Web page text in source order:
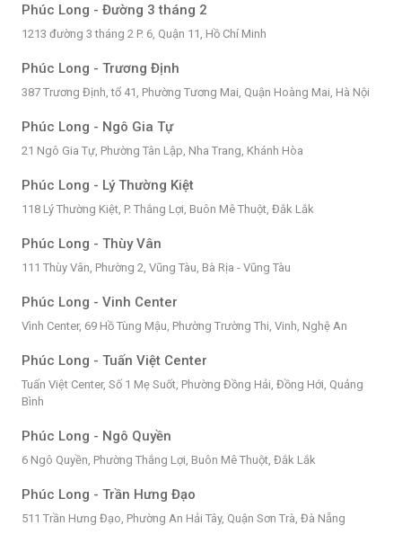
Phúc Long - Đường 3 tháng 2
1213 đường 3 tháng 2 P. 6, Quận 11, Hồ Chí Minh
Phúc Long - Trương Định
387 Trương Định, tổ 41, Phường Tương Mai, Quận Hoàng Mai, Hà Nội
Phúc Long - Ngô Gia Tự
21 Ngô Gia Tự, Phường Tân Lập, Nha Trang, Khánh Hòa
Phúc Long - Lý Thường Kiệt
118 Lý Thường Kiệt, P. Thắng Lợi, Buôn Mê Thuột, Đắk Lắk
Phúc Long - Thùy Vân
111 Thùy Vân, Phường 2, Vũng Tàu, Bà Rịa - Vũng Tàu
Phúc Long - Vinh Center
Vình Center, 69 Hồ Tùng Mậu, Phường Trường Thi, Vinh, Nghệ An
Phúc Long - Tuấn Việt Center
Tuấn Việt Center, Số 1 Mẹ Suốt, Phường Đồng Hải, Đồng Hới, Quảng
Bình
Phúc Long - Ngô Quyền
6 Ngô Quyền, Phường Thắng Lợi, Buôn Mê Thuột, Đắk Lắk
Phúc Long - Trần Hưng Đạo
511 Trần Hưng Đạo, Phường An Hải Tây, Quận Sơn Trà, Đà Nẵng